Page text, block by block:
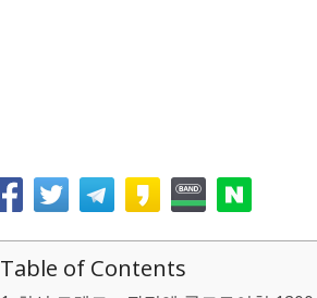
Table of Contents